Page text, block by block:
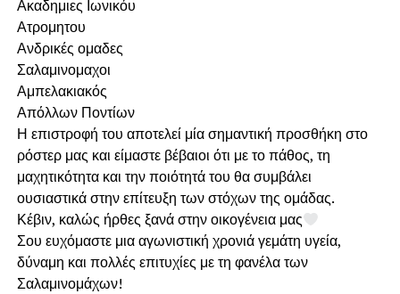
Ακαδημιες Ιωνικόυ
Ατρομητου
Ανδρικές ομαδες
Σαλαμινομαχοι
Αμπελακιακός
Απόλλων Ποντίων
Η επιστροφή του αποτελεί μία σημαντική προσθήκη στο
ρόστερ μας και είμαστε βέβαιοι ότι με το πάθος, τη
μαχητικότητα και την ποιότητά του θα συμβάλει
ουσιαστικά στην επίτευξη των στόχων της ομάδας.
Κέβιν, καλώς ήρθες ξανά στην οικογένεια μας
Σου ευχόμαστε μια αγωνιστική χρονιά γεμάτη υγεία,
δύναμη και πολλές επιτυχίες με τη φανέλα των
Σαλαμινομάχων!